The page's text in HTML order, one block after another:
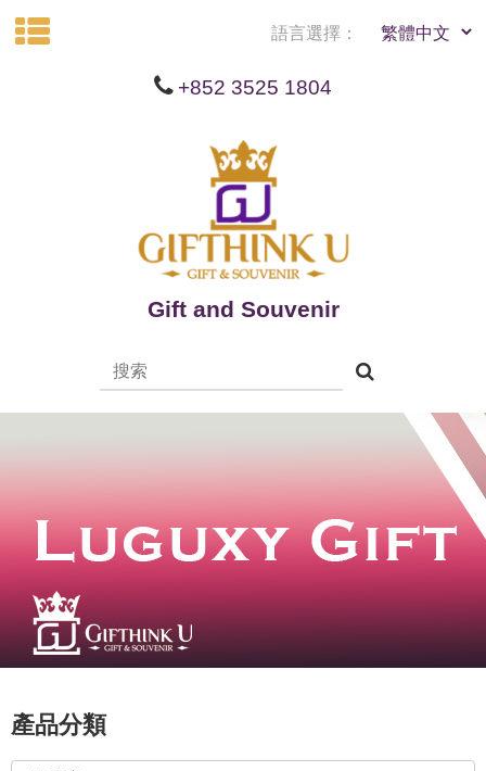
+852 3525 1804
Gift and Souvenir
語言選擇：
產品分類